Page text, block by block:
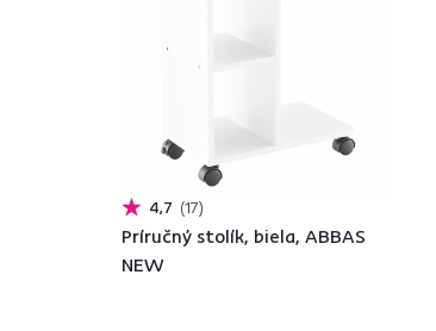
4,7 17
Príručný stolík, biela, ABBAS
NEW